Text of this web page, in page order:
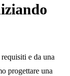
e da una
progettare una